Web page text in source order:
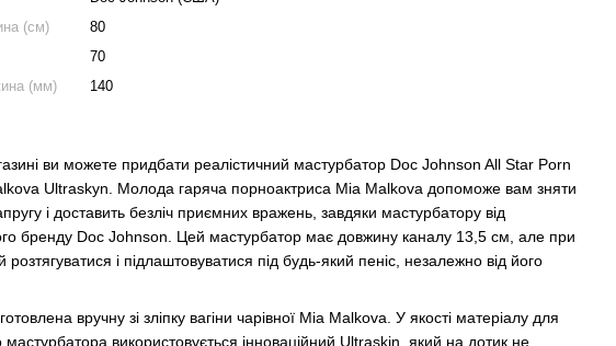
(см)
80
70
(мм)
140
ви можете придбати реалістичний мастурбатор Doc Johnson All Star Porn
Ultraskyn. Молода гаряча порноактриса Mia Malkova допоможе вам зняти
і доставить безліч приємних вражень, завдяки мастурбатору від
бренду Doc Johnson. Цей мастурбатор має довжину каналу 13,5 см, але при
розтягуватися і підлаштовуватися під будь-який пеніс, незалежно від його
​​вручну зі зліпку вагіни чарівної Mia Malkova. У якості матеріалу для
мастурбатора використовується інноваційний Ultraskin, який на дотик не